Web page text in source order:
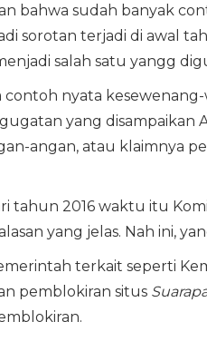
bahwa sudah banyak
sorotan terjadi di awal
salah satu yangg
contoh nyata
yang disampaikan
angan, atau klaimnya
tahun 2016 waktu itu
yang jelas. Nah ini,
terkait seperti
pemblokiran situs